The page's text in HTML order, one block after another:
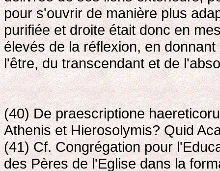
pour s'ouvrir de manière plus
purifiée et droite était donc en
élevés de la réflexion, en
l'être, du transcendant et de
(40) De praescriptione
Athenis et Hierosolymis? Quid
(41) Cf. Congrégation pour
des Pères de l'Eglise dans la